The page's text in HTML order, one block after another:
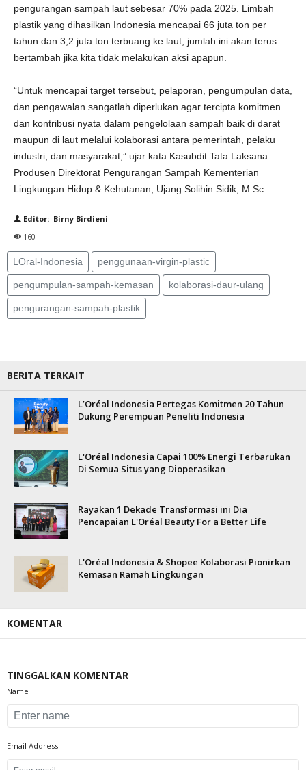
pengurangan sampah laut sebesar 70% pada 2025. Limbah
plastik yang dihasilkan Indonesia mencapai 66 juta ton per
tahun dan 3,2 juta ton terbuang ke laut, jumlah ini akan terus
bertambah jika kita tidak melakukan aksi apapun.
“Untuk mencapai target tersebut, pelaporan, pengumpulan data,
dan pengawalan sangatlah diperlukan agar tercipta komitmen
dan kontribusi nyata dalam pengelolaan sampah baik di darat
maupun di laut melalui kolaborasi antara pemerintah, pelaku
industri, dan masyarakat,” ujar kata Kasubdit Tata Laksana
Produsen Direktorat Pengurangan Sampah Kementerian
Lingkungan Hidup & Kehutanan, Ujang Solihin Sidik, M.Sc.
Editor: Birny Birdieni
160
LOral-Indonesia penggunaan-virgin-plastic
pengumpulan-sampah-kemasan kolaborasi-daur-ulang
pengurangan-sampah-plastik
BERITA TERKAIT
L’Oréal Indonesia Pertegas Komitmen 20 Tahun
Dukung Perempuan Peneliti Indonesia
L'Oréal Indonesia Capai 100% Energi Terbarukan
Di Semua Situs yang Dioperasikan
Rayakan 1 Dekade Transformasi ini Dia
Pencapaian L'Oréal Beauty For a Better Life
L'Oréal Indonesia & Shopee Kolaborasi Pionirkan
Kemasan Ramah Lingkungan
KOMENTAR
TINGGALKAN KOMENTAR
Name
Email Address